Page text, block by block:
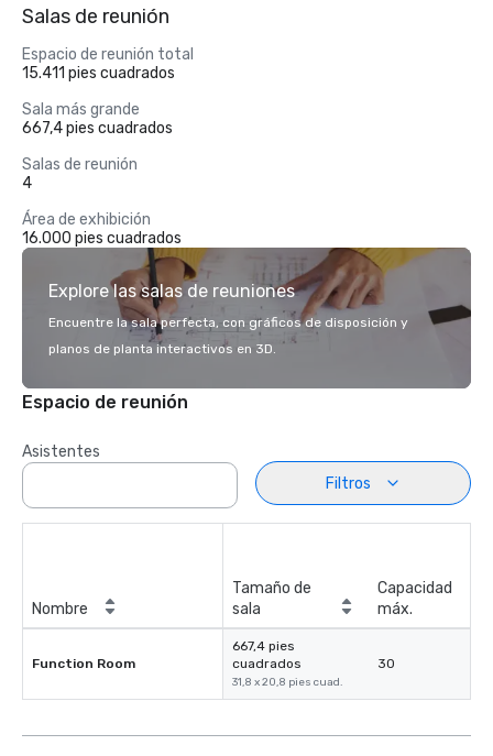
Salas de reunión
Espacio de reunión total
15.411 pies cuadrados
Sala más grande
667,4 pies cuadrados
Salas de reunión
4
Área de exhibición
16.000 pies cuadrados
Explore las salas de reuniones
Encuentre la sala perfecta, con gráficos de disposición y
planos de planta interactivos en 3D.
Espacio de reunión
Asistentes
Filtros
Nombre
Tamaño de
sala
Capacidad
máx.
Function Room
667,4 pies
cuadrados
31,8 x 20,8 pies cuad.
30